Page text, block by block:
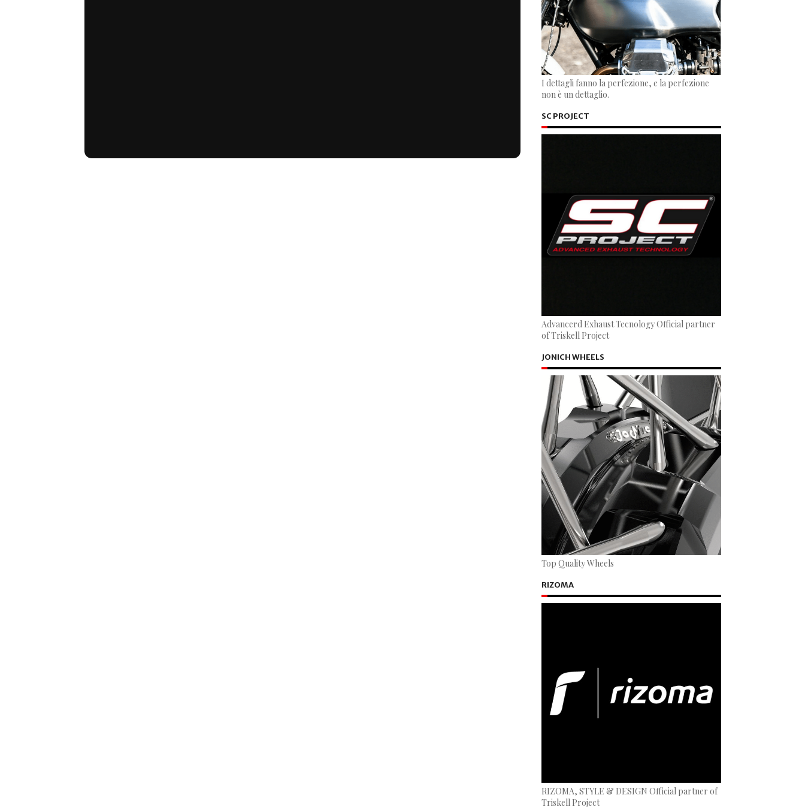
I dettagli fanno la perfezione, e la perfezione
non è un dettaglio.
SC PROJECT
Advancerd Exhaust Tecnology Official partner
of Triskell Project
JONICH WHEELS
Top Quality Wheels
RIZOMA
RIZOMA, STYLE & DESIGN Official partner of
Triskell Project